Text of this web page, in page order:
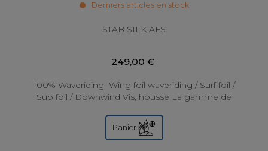
Derniers articles en stock
STAB SILK AFS
249,00 €
100% Waveriding Wing foil waveriding / Surf foil /
Sup foil / Downwind Vis, housse La gamme de
Panier